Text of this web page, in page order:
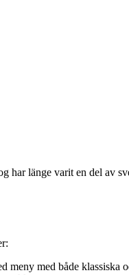
länge varit en del av
meny med både klassiska